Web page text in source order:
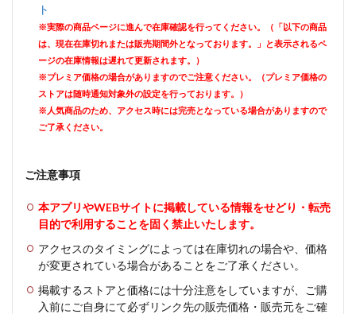
ト
※実際の商品ページに進んで在庫確認を行ってください。（「以下の商品
は、現在在庫切れまたは販売期間外となっております。」と表示されるペ
ージの在庫情報は遅れて更新されます。）
※プレミア価格の場合がありますのでご注意ください。（プレミア価格の
ストアは随時通知対象外の設定を行っております。）
※人気商品のため、アクセス時には完売となっている場合がありますので
ご了承ください。
ご注意事項
本アプリやWEBサイトに掲載している情報をせどり・転売
目的で利用することを固く禁止いたします。
アクセスのタイミングによっては在庫切れの場合や、価格
が変更されている場合があることをご了承ください。
掲載するストアと価格には十分注意をしていますが、ご購
入前にご自身にて必ずリンク先の販売価格・販売元をご確